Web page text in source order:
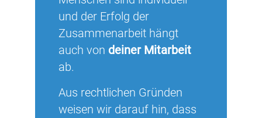
und der Erfolg der
Zusammenarbeit hängt
auch von deiner Mitarbeit
ab.
Aus rechtlichen Gründen
weisen wir darauf hin, dass